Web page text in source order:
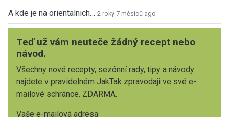
A kde je na orientalnich… 2 roky 7 měsíců ago
Teď už vám neuteče žádný recept nebo
návod.
Všechny nové recepty, sezónní rady, tipy a návody
najdete v pravidelném JakTak zpravodaji ve své e-
mailové schránce. ZDARMA.
Vaše e-mailová adresa